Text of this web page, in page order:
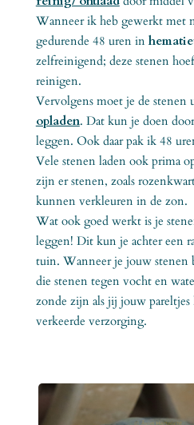
Wanneer ik heb gewerkt met
gedurende 48 uren in
zelfreinigend; deze stenen
reinigen.
Vervolgens moet je de stenen
opladen. Dat kun je doen
leggen. Ook daar pak ik 48
Vele stenen laden ook prima
zijn er stenen, zoals
kunnen verkleuren in de zon.
Wat ook goed werkt is je
leggen! Dit kun je achter een
tuin. Wanneer je jouw stenen
die stenen tegen vocht en
zonde zijn als jij jouw
verkeerde verzorging.